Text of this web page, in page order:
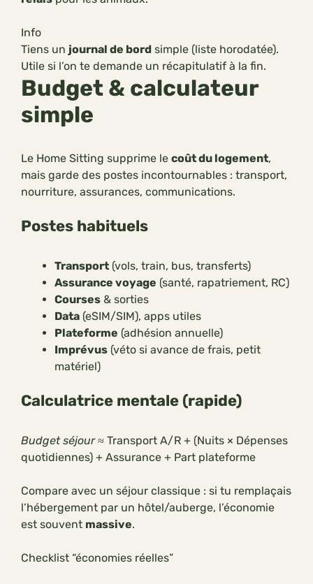
Info
Tiens un journal de bord simple (liste horodatée).
Utile si l’on te demande un récapitulatif à la fin.
Budget & calculateur
simple
Le Home Sitting supprime le coût du logement,
mais garde des postes incontournables : transport,
nourriture, assurances, communications.
Postes habituels
Transport (vols, train, bus, transferts)
Assurance voyage (santé, rapatriement, RC)
Courses & sorties
Data (eSIM/SIM), apps utiles
Plateforme (adhésion annuelle)
Imprévus (véto si avance de frais, petit
matériel)
Calculatrice mentale (rapide)
Budget séjour≈ Transport A/R + (Nuits × Dépenses
quotidiennes) + Assurance + Part plateforme
Compare avec un séjour classique : si tu remplaçais
l’hébergement par un hôtel/auberge, l’économie
est souvent massive.
Checklist “économies réelles”